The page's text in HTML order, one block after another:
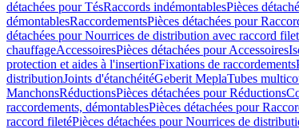
détachées pour TésRaccords indémontablesPièces
démontablesRaccordementsPièces détachées pour
détachées pour Nourrices de distribution avec raccord
chauffageAccessoiresPièces détachées pour Accessoires
protection et aides à l'insertionFixations de raccordements
distributionJoints d'étanchéitéGeberit MeplaTubes
ManchonsRéductionsPièces détachées pour Réductions
raccordements, démontablesPièces détachées pour
raccord filetéPièces détachées pour Nourrices de